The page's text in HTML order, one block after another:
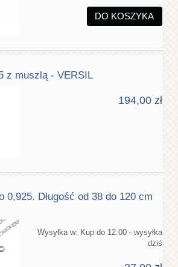
DO KOSZYKA
z muszlą - VERSIL
194,00 zł
0,925. Długość od 38 do 120 cm
Wysyłka w: Kup do 12.00 - wysyłka
dziś